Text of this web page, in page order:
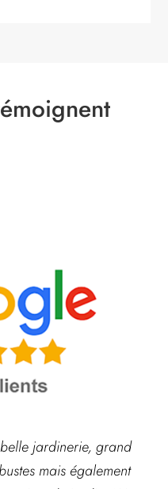
choix de fleurs et
de pots ou autre